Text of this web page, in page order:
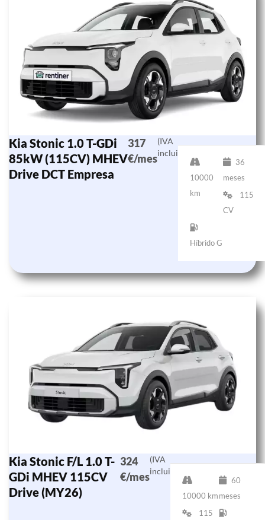
Kia Stonic 1.0 T-GDi
85kW (115CV) MHEV
Drive DCT Empresa
317
€/mes
(IVA
incluido)
10000
km
36
meses
115
CV
Híbrido G
Kia Stonic F/L 1.0 T-
GDi MHEV 115CV
Drive (MY26)
324
€/mes
(IVA
incluido)
10000 km
60
meses
115